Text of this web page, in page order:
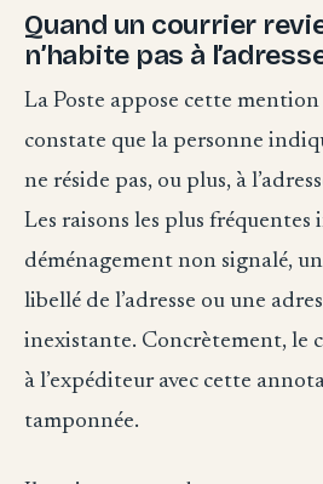
Quand un courrier
n’habite pas à
La Poste appose cette
constate que la personne
ne réside pas, ou plus, à
Les raisons les plus
déménagement non signalé,
libellé de l’adresse ou une
inexistante. Concrètement, le
à l’expéditeur avec cette
tamponnée.